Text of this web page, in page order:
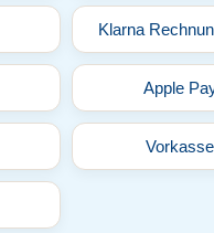
Klarna
Apple
Vorkasse